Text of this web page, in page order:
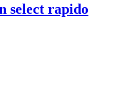
select rapido